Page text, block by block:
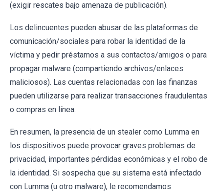
(exigir rescates bajo amenaza de publicación).
Los delincuentes pueden abusar de las plataformas de
comunicación/sociales para robar la identidad de la
víctima y pedir préstamos a sus contactos/amigos o para
propagar malware (compartiendo archivos/enlaces
maliciosos). Las cuentas relacionadas con las finanzas
pueden utilizarse para realizar transacciones fraudulentas
o compras en línea.
En resumen, la presencia de un stealer como Lumma en
los dispositivos puede provocar graves problemas de
privacidad, importantes pérdidas económicas y el robo de
la identidad. Si sospecha que su sistema está infectado
con Lumma (u otro malware), le recomendamos